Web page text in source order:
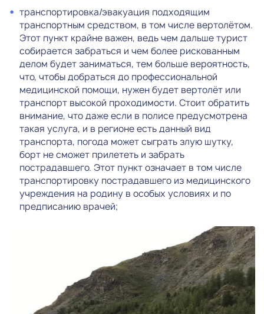
транспортировка/эвакуация подходящим
транспортным средством, в том числе вертолётом.
Этот пункт крайне важен, ведь чем дальше турист
собирается забраться и чем более рискованным
делом будет заниматься, тем больше вероятность,
что, чтобы добраться до профессиональной
медицинской помощи, нужен будет вертолёт или
транспорт высокой проходимости. Стоит обратить
внимание, что даже если в полисе предусмотрена
такая услуга, и в регионе есть данный вид
транспорта, погода может сыграть злую шутку,
борт не сможет прилететь и забрать
пострадавшего. Этот пункт означает в том числе
транспортировку пострадавшего из медицинского
учреждения на родину в особых условиях и по
предписанию врачей;